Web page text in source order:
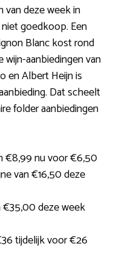
van deze week in
goedkoop. Een
Blanc kost rond
wijn-aanbiedingen van
en Albert Heijn is
Dat scheelt
folder aanbiedingen
€8,99 nu voor €6,50
van €16,50 deze
€35,00 deze week
tijdelijk voor €26